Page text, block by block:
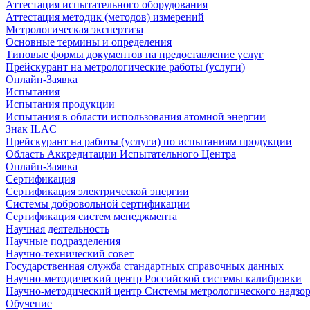
Аттестация испытательного оборудования
Аттестация методик (методов) измерений
Метрологическая экспертиза
Основные термины и определения
Типовые формы документов на предоставление услуг
Прейскурант на метрологические работы (услуги)
Онлайн-Заявка
Испытания
Испытания продукции
Испытания в области использования атомной энергии
Знак ILAC
Прейскурант на работы (услуги) по испытаниям продукции
Область Аккредитации Испытательного Центра
Онлайн-Заявка
Сертификация
Сертификация электрической энергии
Системы добровольной сертификации
Сертификация систем менеджмента
Научная деятельность
Научные подразделения
Научно-технический совет
Государственная служба стандартных справочных данных
Научно-методический центр Российской системы калибровки
Научно-методический центр Системы метрологического
Обучение